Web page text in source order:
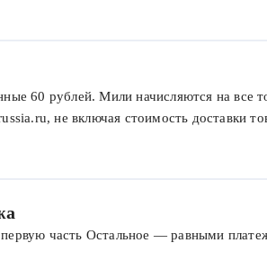
60 рублей. Мили начисляются на все
не включая стоимость доставки
часть Остальное — равными